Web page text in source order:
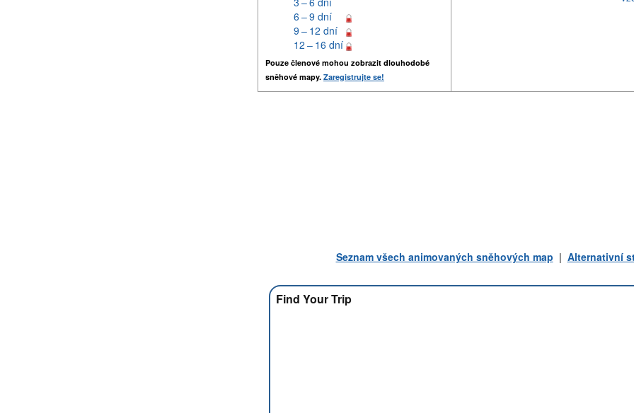
6 – 9 dní
9 – 12 dní
12 – 16 dní
Pouze členové mohou zobrazit dlouhodobé
sněhové mapy. Zaregistrujte se!
Seznam všech animovaných sněhových map | Alternativní
Find Your Trip